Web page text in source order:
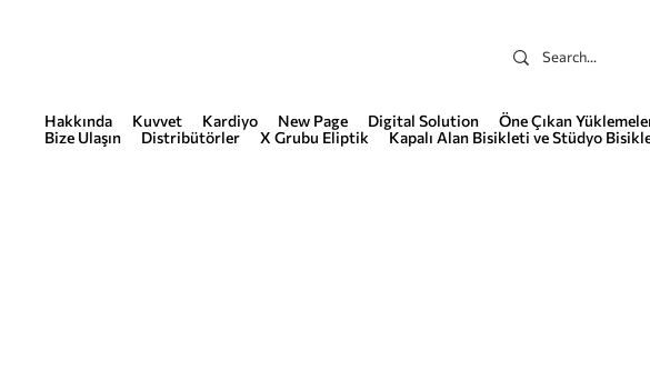
Hakkında Kuvvet Kardiyo New Page Digital Solution Öne Çıkan
Bize Ulaşın
Distribütörler X Grubu Eliptik Kapalı Alan Bisikleti ve Stüdyo